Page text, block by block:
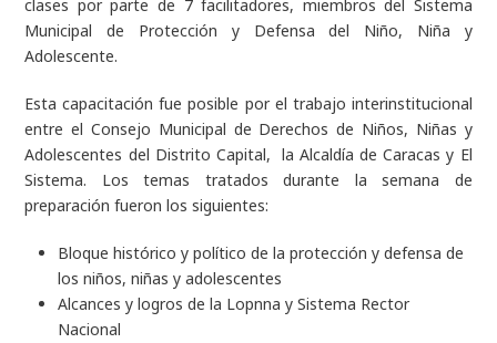
clases por parte de 7 facilitadores, miembros del Sistema
Municipal de Protección y Defensa del Niño, Niña y
Adolescente.
Esta capacitación fue posible por el trabajo interinstitucional
entre el Consejo Municipal de Derechos de Niños, Niñas y
Adolescentes del Distrito Capital, la Alcaldía de Caracas y El
Sistema. Los temas tratados durante la semana de
preparación fueron los siguientes:
Bloque histórico y político de la protección y defensa de
los niños, niñas y adolescentes
Alcances y logros de la Lopnna y Sistema Rector
Nacional